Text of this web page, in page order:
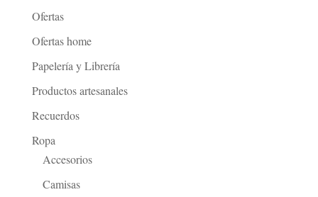
Ofertas
Ofertas home
Papelería y Librería
Productos artesanales
Recuerdos
Ropa
Accesorios
Camisas